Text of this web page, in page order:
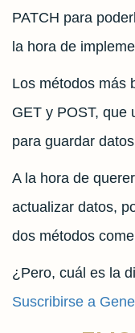
Diferencias
entre
PATCH
PATCH para
la hora de
Los métodos más
GET y POST, que
para guardar
A la hora de
actualizar datos,
dos métodos
¿Pero, cuál es la
Suscribirse a